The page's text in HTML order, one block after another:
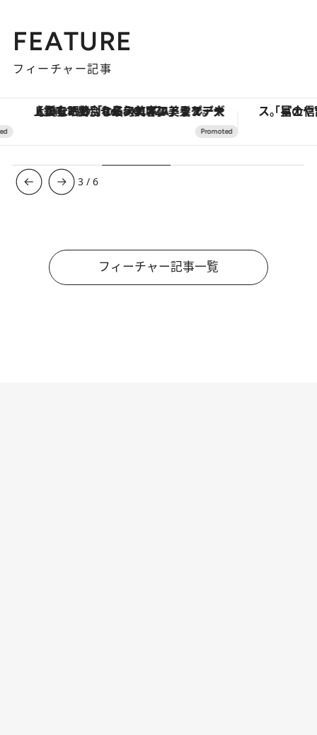
FEATURE
フィーチャー記事
【銀座で出合う最旬美容】美髪ケアや上質な眠り…セルフケアのアップデートから、特別な名入れギフトまで。大人のための「ReFa GINZA」クルーズ
3 /6
フィーチャー記事一覧